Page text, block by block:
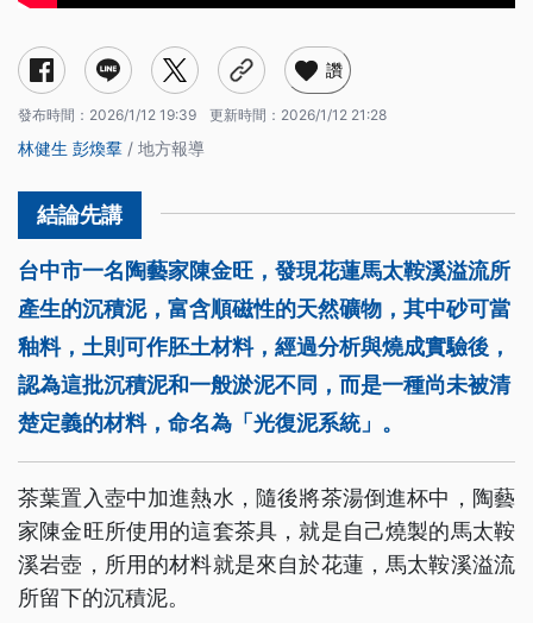
讚
發布時間： 2026/1/12 19:39 更新時間： 2026/1/12 21:28
林健生 彭煥羣 / 地方報導
台中市一名陶藝家陳金旺，發現花蓮馬太鞍溪溢流所
產生的沉積泥，富含順磁性的天然礦物，其中砂可當
釉料，土則可作胚土材料，經過分析與燒成實驗後，
認為這批沉積泥和一般淤泥不同，而是一種尚未被清
楚定義的材料，命名為「光復泥系統」。
茶葉置入壺中加進熱水，隨後將茶湯倒進杯中，陶藝
家陳金旺所使用的這套茶具，就是自己燒製的馬太鞍
溪岩壺，所用的材料就是來自於花蓮，馬太鞍溪溢流
所留下的沉積泥。